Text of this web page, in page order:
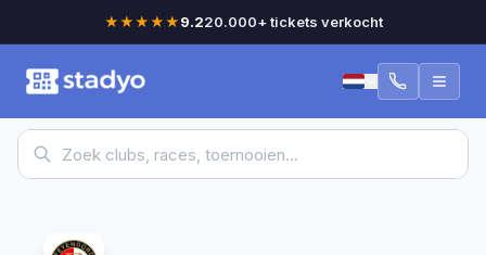
★★★★★9.220.000+ tickets verkocht